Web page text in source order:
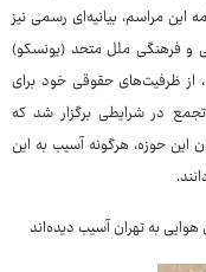
این مراسم، بیانیه‌ای رسمی نیز
و فرهنگی ملل متحد (یونسکو)
ظرفیت‌های حقوقی خود برای
تجمع در شرایطی برگزار شد که
این حوزه، هرگونه آسیب به این